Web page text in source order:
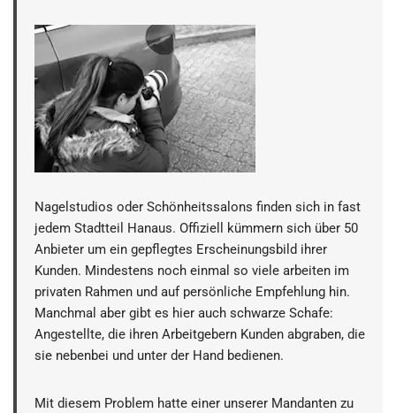
Nagelstudios oder Schönheitssalons finden sich in fast
jedem Stadtteil Hanaus. Offiziell kümmern sich über 50
Anbieter um ein gepflegtes Erscheinungsbild ihrer
Kunden. Mindestens noch einmal so viele arbeiten im
privaten Rahmen und auf persönliche Empfehlung hin.
Manchmal aber gibt es hier auch schwarze Schafe:
Angestellte, die ihren Arbeitgebern Kunden abgraben, die
sie nebenbei und unter der Hand bedienen.
Mit diesem Problem hatte einer unserer Mandanten zu